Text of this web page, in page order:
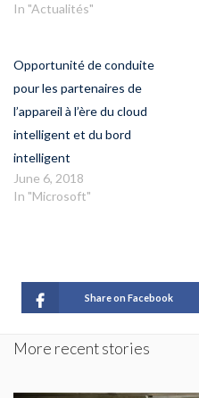
In "Actualités"
Opportunité de conduite
pour les partenaires de
l’appareil à l’ère du cloud
intelligent et du bord
intelligent
June 6, 2018
In "Microsoft"
Share on Facebook
More recent stories